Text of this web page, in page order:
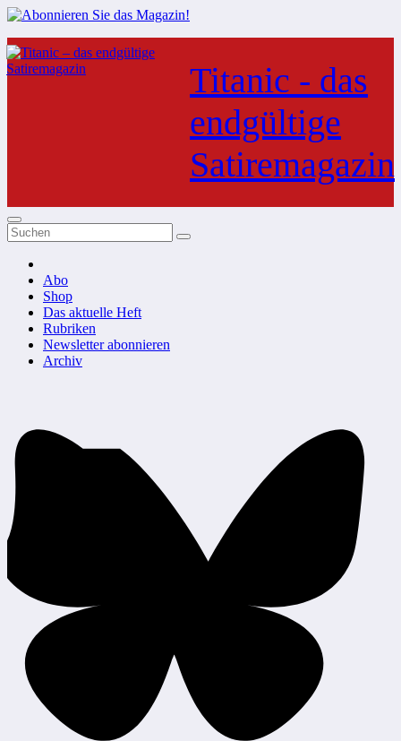
Zum
Inhalt
springen
Titanic - das
endgültige
Satiremagazin
Abo
Shop
Das aktuelle Heft
Rubriken
Newsletter abonnieren
Archiv